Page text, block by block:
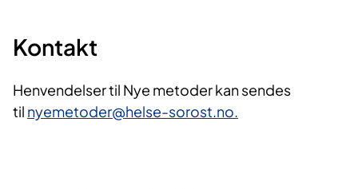
Kontakt
Henvendelser til Nye metoder kan sendes
til nyemetoder@helse-sorost.no.